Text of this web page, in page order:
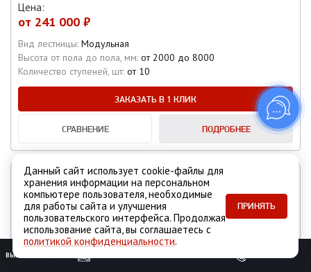
Цена:
от 241 000 ₽
Вид лестницы: Модульная
Высота от пола до пола, мм: от 2000 до 8000
Количество ступеней, шт: от 10
ЗАКАЗАТЬ В 1 КЛИК
СРАВНЕНИЕ ПОДРОБНЕЕ
ИДЕАЛЬНА ДЛЯ ДАЧИ
ВЫЗОВ ЗАМЕРЩИКА
Данный сайт использует cookie-файлы для
хранения информации на персональном
компьютере пользователя, необходимые
для работы сайта и улучшения
пользовательского интерфейса. Продолжая
использование сайта, вы соглашаетесь с
политикой конфиденциальности.
ПРИНЯТЬ